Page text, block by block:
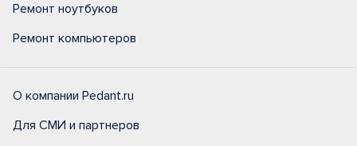
Ремонт ноутбуков
Ремонт компьютеров
О компании Pedant.ru
Для СМИ и партнеров